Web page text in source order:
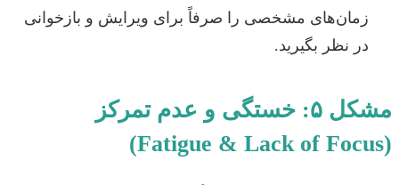
زمان‌های مشخصی را صرفاً برای ویرایش و بازخوانی
در نظر بگیرید.
مشکل ۵: خستگی و عدم تمرکز
(Fatigue & Lack of Focus)